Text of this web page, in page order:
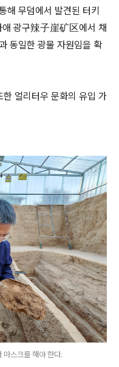
해 무덤에서 발견된 터키
광구辣子崖矿区에서 채
동일한 광물 자원임을 확
얼리터우 문화의 유입 가
마스크를 해야 한다.